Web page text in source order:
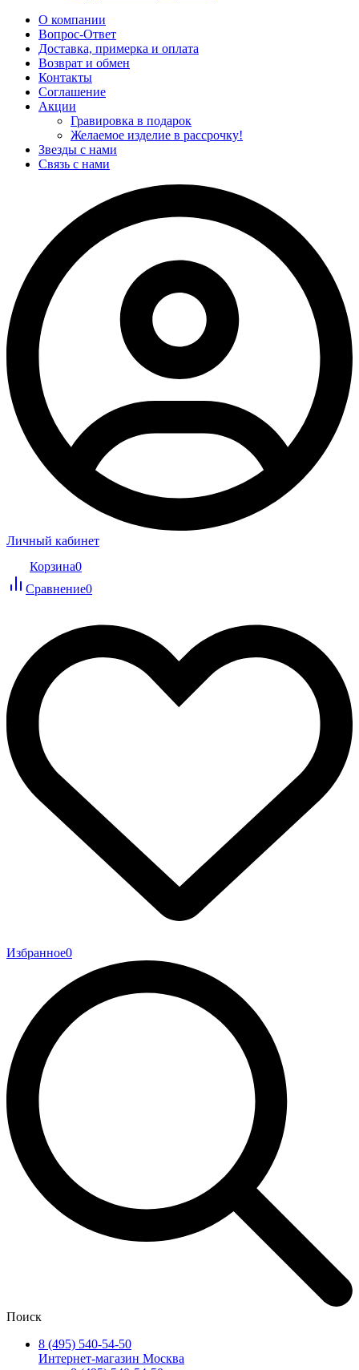
О компании
Вопрос-Ответ
Доставка, примерка и оплата
Возврат и обмен
Контакты
Соглашение
Акции
Гравировка в подарок
Желаемое изделие в рассрочку!
Звезды с нами
Связь с нами
Личный кабинет
Корзина0
Сравнение0
Избранное0
Поиск
8 (495) 540-54-50
Интернет-магазин Москва